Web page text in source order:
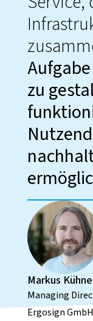
zu
Markus
Managing
Ergosign GmbH